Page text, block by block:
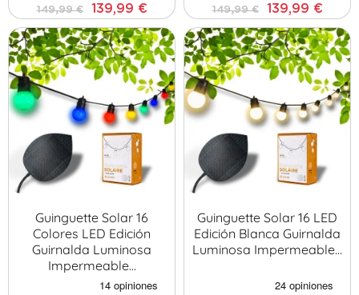
149,99 € 139,99 € 149,99 € 139,99 €
Guinguette Solar 16
Colores LED Edición
Guirnalda Luminosa
Impermeable…
Guinguette Solar 16 LED
Edición Blanca Guirnalda
Luminosa Impermeable…